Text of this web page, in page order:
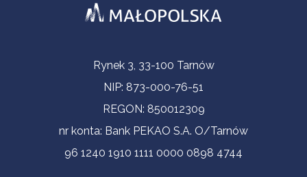
Informacje kontaktoweRynek 3, 33-100 Tarnów
NIP: 873-000-76-51
REGON: 850012309
nr konta: Bank PEKAO S.A. O/Tarnów
96 1240 1910 1111 0000 0898 4744